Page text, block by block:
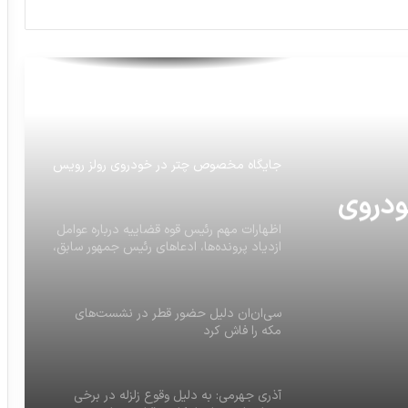
جایگاه مخصوص چتر در خودروی رولز رویس
اظهارات مهم رئیس قوه قضاییه درباره عوامل
ازدیاد پرونده‌ها، ادعا‌های رئیس جمهور سابق،
بورسیه‌ها و …
سی‌ان‌ان دلیل حضور قطر در نشست‌های
مکه را فاش کرد
آذری جهرمی: به دلیل وقوع زلزله در برخی